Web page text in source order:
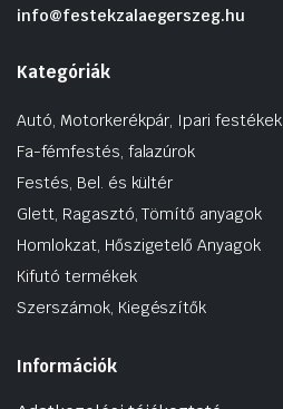
info@festekzalaegerszeg.hu
Kategóriák
Autó, Motorkerékpár, Ipari festékek
Fa-fémfestés, falazúrok
Festés, Bel. és kültér
Glett, Ragasztó, Tömítő anyagok
Homlokzat, Hőszigetelő Anyagok
Kifutó termékek
Szerszámok, Kiegészítők
Információk